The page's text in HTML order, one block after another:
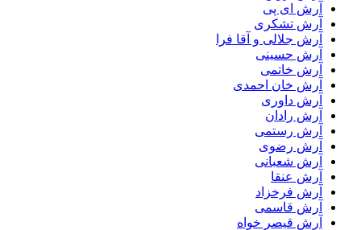
آرش ای پی
آرش تشکری
آرش جلالی و آقا فرا
آرش حسینی
آرش خاتمی
آرش خان احمدی
آرش داوری
آرش رادان
آرش رستمى
آرش رضوی
آرش شعبانی
آرش عنقا
آرش فرخزاد
آرش قاسمی
آرش قیصر خواه